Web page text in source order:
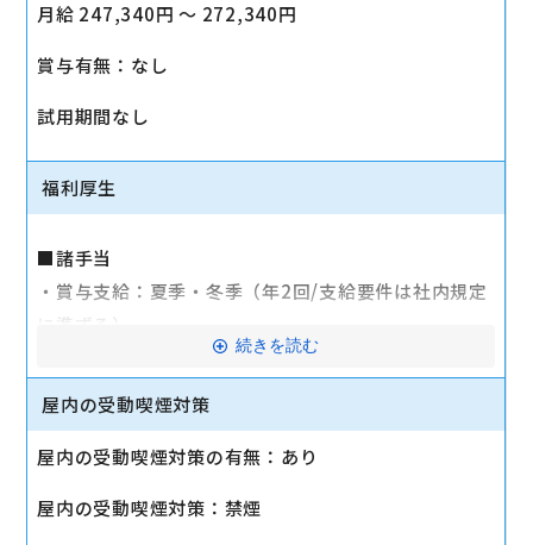
月給 247,340円 〜 272,340円
賞与有無：なし
試用期間なし
福利厚生
■諸手当
・賞与支給：夏季・冬季（年2回/支給要件は社内規定
に準ずる）
・時間外手当あり（平均残業時間：10h/月）
・通勤手当支給（規定あり）
災保険）
続きを読む
屋内の受動喫煙対策
屋内の受動喫煙対策の有無：あり
屋内の受動喫煙対策：禁煙